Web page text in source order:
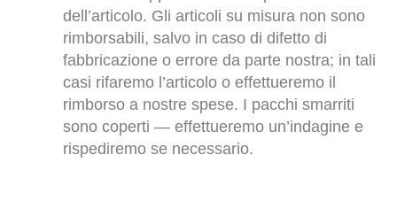
dell’articolo. Gli articoli su misura non sono
rimborsabili, salvo in caso di difetto di
fabbricazione o errore da parte nostra; in tali
casi rifaremo l’articolo o effettueremo il
rimborso a nostre spese. I pacchi smarriti
sono coperti — effettueremo un’indagine e
rispediremo se necessario.